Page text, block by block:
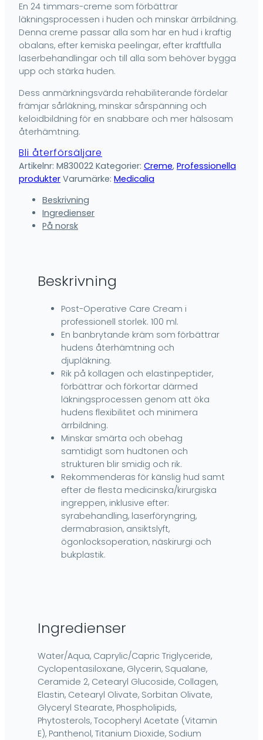
En 24 timmars-creme som förbättrar
läkningsprocessen i huden och minskar ärrbildning.
Denna creme passar alla som har en hud i kraftig
obalans, efter kemiska peelingar, efter kraftfulla
laserbehandlingar och till alla som behöver bygga
upp och stärka huden.
Dess anmärkningsvärda rehabiliterande fördelar
främjar sårläkning, minskar sårspänning och
keloidbildning för en snabbare och mer hälsosam
återhämtning.
Bli återförsäljare
Artikelnr: M830022 Kategorier: Creme, Professionella
produkter Varumärke: Medicalia
Beskrivning
Ingredienser
På norsk
Beskrivning
Post-Operative Care Cream i
professionell storlek. 100 ml.
En banbrytande kräm som förbättrar
hudens återhämtning och
djupläkning.
Rik på kollagen och elastinpeptider,
förbättrar och förkortar därmed
läkningsprocessen genom att öka
hudens flexibilitet och minimera
ärrbildning.
Minskar smärta och obehag
samtidigt som hudtonen och
strukturen blir smidig och rik.
Rekommenderas för känslig hud samt
efter de flesta medicinska/kirurgiska
ingreppen, inklusive efter:
syrabehandling, laserföryngring,
dermabrasion, ansiktslyft,
ögonlocksoperation, näskirurgi och
bukplastik.
Ingredienser
Water/Aqua, Caprylic/Capric Triglyceride,
Cyclopentasiloxane, Glycerin, Squalane,
Ceramide 2, Cetearyl Glucoside, Collagen,
Elastin, Cetearyl Olivate, Sorbitan Olivate,
Glyceryl Stearate, Phospholipids,
Phytosterols, Tocopheryl Acetate (Vitamin
E), Panthenol, Titanium Dioxide, Sodium